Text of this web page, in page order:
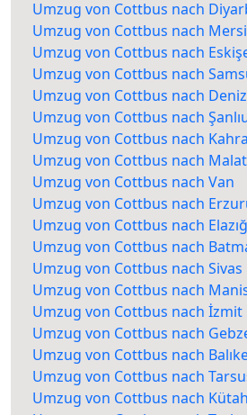
Umzug von Cottbus nach
Umzug von Cottbus nach
Umzug von Cottbus nach
Umzug von Cottbus nach
Umzug von Cottbus nach
Umzug von Cottbus nach
Umzug von Cottbus nach
Umzug von Cottbus nach
Umzug von Cottbus nach Van
Umzug von Cottbus nach
Umzug von Cottbus nach Elazığ
Umzug von Cottbus nach
Umzug von Cottbus nach Sivas
Umzug von Cottbus nach
Umzug von Cottbus nach İzmit
Umzug von Cottbus nach
Umzug von Cottbus nach
Umzug von Cottbus nach
Umzug von Cottbus nach